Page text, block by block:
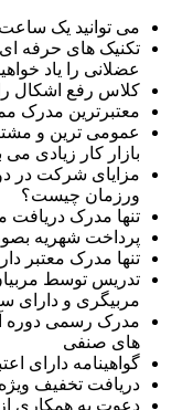
می توانید یک ساعت
تکنیک های حرفه
عضلانی را یاد
کلاس رفع اشکال رایگان تا 99 سال
معتبرترین مدرک
عمومی ترین و
بازار کار زیادی می
مزایای شرکت در
ورزمان چیست؟
تنها مدرک
پرداخت شهریه
تنها مدرک معتبر
تدریس توسط
مربیگری و دارای
مدرک رسمی دوره
های صنفی
گواهینامه دارای اعتبار در
دریافت تخفیف
دعوت به همکاری